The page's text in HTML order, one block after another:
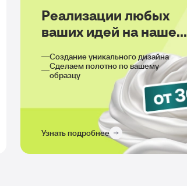
Реализации любых
ваших идей на нашем
Создание уникального дизайна
Сделаем полотно по вашему
образцу
Узнать подробнее